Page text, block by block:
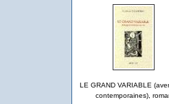
LE GRAND VARIABLE
contemporaines),